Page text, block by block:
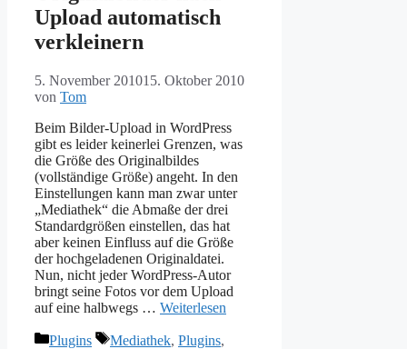
Upload automatisch
verkleinern
5. November 201015. Oktober 2010
von Tom
Beim Bilder-Upload in WordPress
gibt es leider keinerlei Grenzen, was
die Größe des Originalbildes
(vollständige Größe) angeht. In den
Einstellungen kann man zwar unter
„Mediathek“ die Abmaße der drei
Standardgrößen einstellen, das hat
aber keinen Einfluss auf die Größe
der hochgeladenen Originaldatei.
Nun, nicht jeder WordPress-Autor
bringt seine Fotos vor dem Upload
auf eine halbwegs … Weiterlesen
Kategorien
Plugins Schlagwörter
Mediathek, Plugins,